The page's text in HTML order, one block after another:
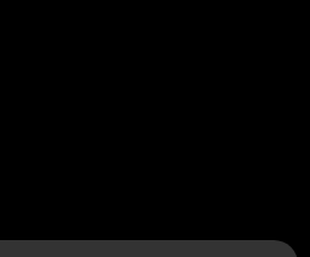
перед доставкой)
для физлиц — через любой
Сбербанк онлайн